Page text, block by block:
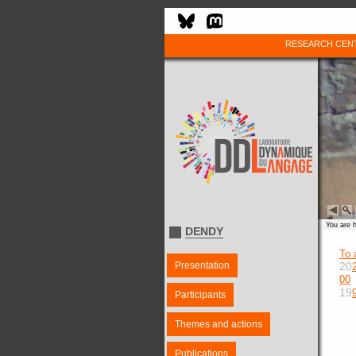
RESEARCH
DENDY
Presentation
Participants
Themes and actions
Publications
You are
To
20
00
19